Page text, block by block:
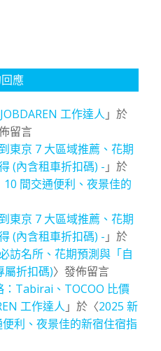
應
工作達人 」於
留言
東京 7 大區域推薦、花期
(內含租車折扣碼) - 」於
間交通便利、夜景佳的
東京 7 大區域推薦、花期
(內含租車折扣碼) - 」於
訪名所、花期預測與「自
屬折扣碼)〉發佈留言
：Tabirai、TOCOO 比價
工作達人 」於〈2025 新
利、夜景佳的新宿住宿指